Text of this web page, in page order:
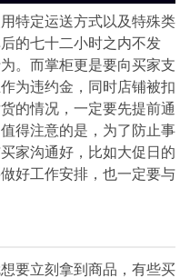
特定运送方式以及特殊类
的七十二小时之内不发
。而掌柜更是要向买家支
为违约金，同时店铺被扣
的情况，一定要先提前通
得注意的是，为了防止事
家沟通好，比如大促日的
好工作安排，也一定要与
要立刻拿到商品，有些买